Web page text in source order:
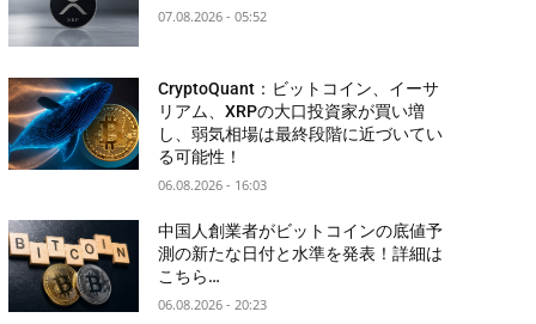
07.08.2026 - 05:52
CryptoQuant：ビットコイン、イーサ
リアム、XRPの大口投資家が買い増
し、弱気相場は最終段階に近づいてい
る可能性！
06.08.2026 - 16:03
中国人創業者がビットコインの底値予
測の新たな日付と水準を発表！詳細は
こちら…
06.08.2026 - 20:23